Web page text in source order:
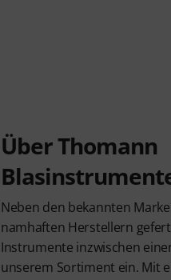
Über Thomann
Neben den bekannten
namhaften Herstellern
Instrumente inzwischen
unserem Sortiment ein. Mit